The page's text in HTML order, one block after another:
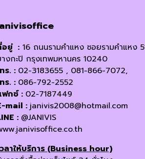
อยู่ : 16 ถนนรามคำแหง ซอยรามคำแหง
งกะปิ กรุงเทพมหานคร 10240
ร. : 02-3183655 , 081-866-7072,
ร. : 086-792-2552
กซ์ : 02-7187449
mail : janivis2008@hotmail.com
: @JANIVIS
ลาให้บริการ (Business hour)